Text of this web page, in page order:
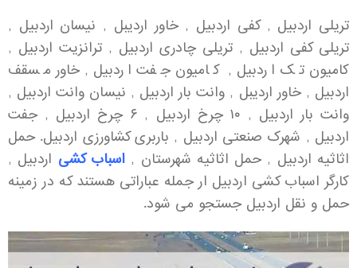
تریلی اردبیل , کفی اردبیل , خاور اردیبل , نیسان اردبیل ,
تریلی کفی اردبیل , تریلی چادری اردبیل , ترانزیت اردبیل ,
کامیون تک اردبیل , کامیون جفت اردبیل ,خاور مسقف
اردبیل , خاور اردیبل , وانت بار اردبیل , نیسان وانت اردبیل ,
وانت بار اردبیل , ۱۰ چرخ اردبیل , ۶ چرخ اردبیل , جفت
اردبیل , شهرک صنعتی اردبیل , باربری کشاورزی اردبیل. حمل
اثاثیه اردبیل , حمل اثاثیه شهرستان ,اسباب کشی اردبیل ,
کارگر اسباب کشی اردبیل ار جمله عباراتی هستند که در زمینه
حمل و نقل اردبیل جستجو می شود.